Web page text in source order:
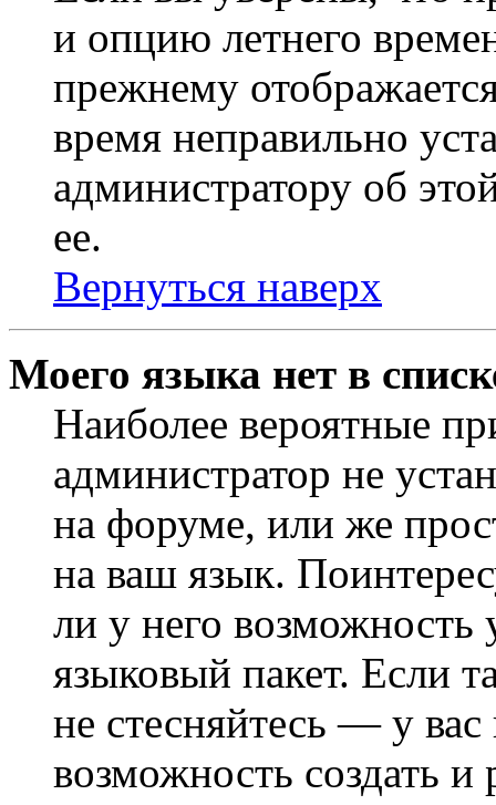
и опцию летнего
прежнему
время неправильно
администратору об
ее.
Вернуться наверх
Моего языка нет в
Наиболее вероятные
администратор не
на форуме, или же
на ваш язык.
ли у него
языковый пакет. Если
не стесняйтесь — у вас
возможность создать